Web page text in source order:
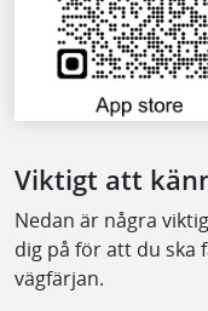
Viktigt att
Nedan är några
dig på för att du ska
vägfärjan.